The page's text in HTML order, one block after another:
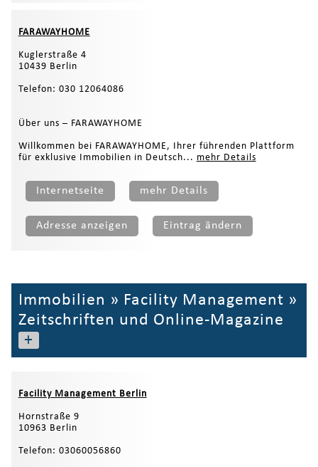
FARAWAYHOME
Kuglerstraße 4
10439 Berlin
Telefon: 030 12064086
Über uns – FARAWAYHOME
Willkommen bei FARAWAYHOME, Ihrer führenden Plattform
für exklusive Immobilien in Deutsch... mehr Details
Internetseite mehr Details
Adresse anzeigen Eintrag ändern
Immobilien » Facility Management »
Zeitschriften und Online-Magazine
+
Facility Management Berlin
Hornstraße 9
10963 Berlin
Telefon: 03060056860